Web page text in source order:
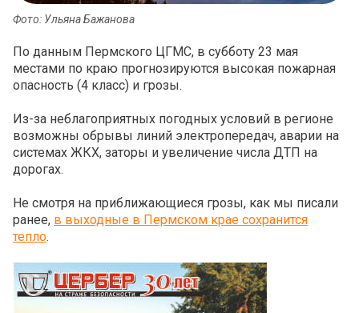
Фото: Ульяна Бажанова
По данным Пермского ЦГМС, в субботу 23 мая
местами по краю прогнозируются высокая пожарная
опасность (4 класс) и грозы.
Из-за неблагоприятных погодных условий в регионе
возможны обрывы линий электропередач, аварии на
системах ЖКХ, заторы и увеличение числа ДТП на
дорогах.
Не смотря на приближающиеся грозы, как мы писали
ранее, в выходные в Пермском крае сохранится
тепло.